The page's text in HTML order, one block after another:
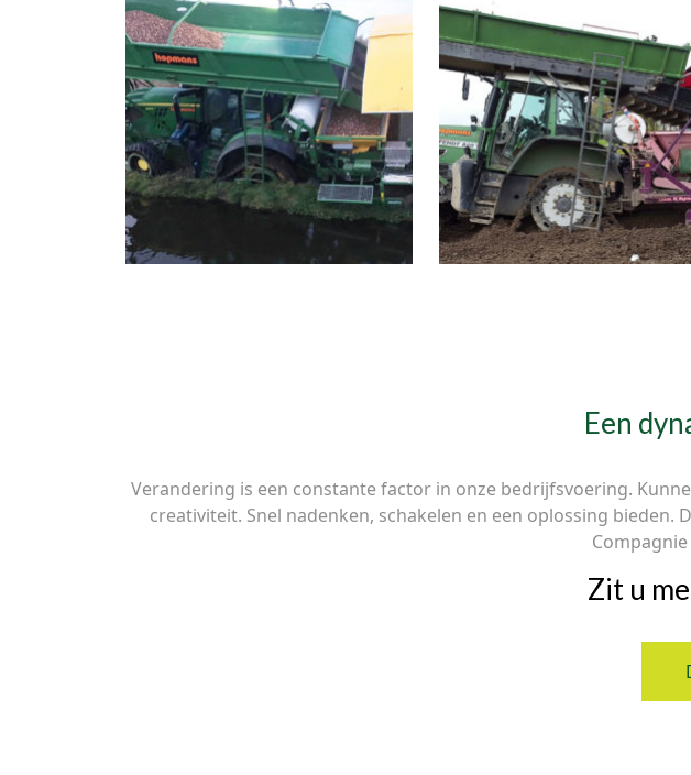
Een
Verandering is een constante factor in onze bedrijfsvoering.
creativiteit. Snel nadenken, schakelen en een oplossing bieden.
Zit u